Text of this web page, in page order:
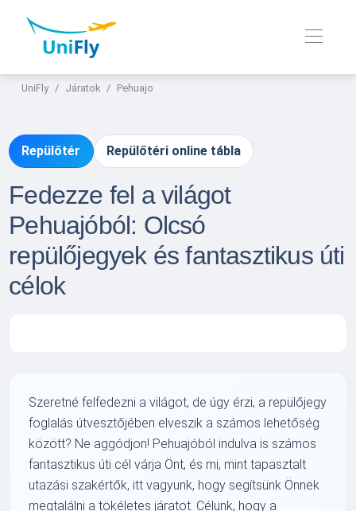
UniFly Járatok Pehuajo
Repülőtér Repülőtéri online tábla
Fedezze fel a világot
Pehuajóból: Olcsó
repülőjegyek és fantasztikus úti
célok
Szeretné felfedezni a világot, de úgy érzi, a repülőjegy
foglalás útvesztőjében elveszik a számos lehetőség
között? Ne aggódjon! Pehuajóból indulva is számos
fantasztikus úti cél várja Önt, és mi, mint tapasztalt
utazási szakértők, itt vagyunk, hogy segítsünk Önnek
megtalálni a tökéletes járatot. Célunk, hogy a